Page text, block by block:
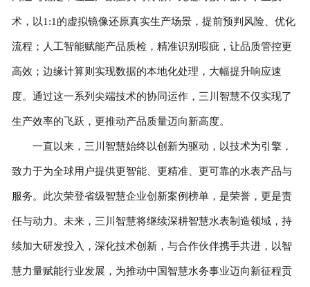
术，以1:1的虚拟镜像还原真实生产场景，提前预判风险、优化
流程；人工智能赋能产品质检，精准识别瑕疵，让品质管控更
高效；边缘计算则实现数据的本地化处理，大幅提升响应速
度。通过这一系列尖端技术的协同运作，三川智慧不仅实现了
生产效率的飞跃，更推动产品质量迈向新高度。
一直以来，三川智慧始终以创新为驱动，以技术为引擎，
致力于为全球用户提供更智能、更精准、更可靠的水表产品与
服务。此次荣登省级智慧企业创新案例榜单，是荣誉，更是责
任与动力。未来，三川智慧将继续深耕智慧水表制造领域，持
续加大研发投入，深化技术创新，与合作伙伴携手共进，以智
慧力量赋能行业发展，为推动中国智慧水务事业迈向新征程贡